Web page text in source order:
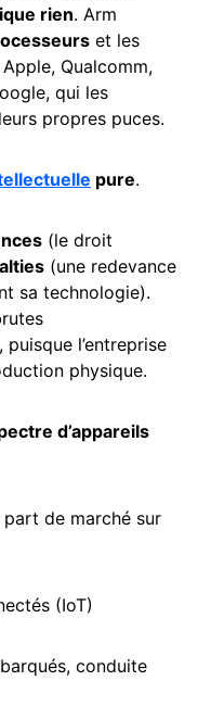
rien. Arm
et les
Qualcomm,
qui les
propres puces.
pure.
(le droit
(une redevance
sa technologie).
, puisque l’entreprise
physique.
d’appareils
part de marché sur
(IoT)
conduite